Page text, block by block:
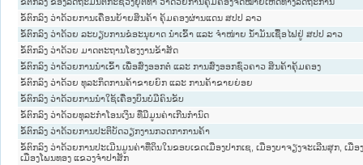
ຂໍ້ຕົກລົງ ວ່າດ້ວຍການເຄື່ອນຍ້າຍສິນຄ້າ ຄຸ້ມຄອງຜ່ານແດນ ສປປ ລາວ
ຂໍ້ຕົກລົງ ວ່າດ້ວຍ ລະບຽບການຂໍອະນຸຍາດ ນຳເຂົ້າ ແລະ ຈຳໜ່າຍ ນ້ຳມັນເຊື້ອໄຟຢູ່ ສປປ ລາວ
ຂໍ້ຕົກລົງ ວ່າດ້ວຍ ມາດຕະຖານໂຮງງານຂ້າສັດ
ຂໍ້ຕົກລົງ ວ່າດ້ວຍການນຳເຂົ້າ ເພື່ອສົ່ງອອກຕໍ່ ແລະ ການສົ່ງອອກຊົ່ວຄາວ ສິນຄ້າຄຸ້ມຄອງ
ຂໍ້ຕົກລົງ ວ່າດ້ວຍ ທຸລະກິດການຄ້າຂາຍຍົກ ແລະ ການຄ້າຂາຍຍ່ອຍ
ຂໍ້ຕົກລົງ ວ່າດ້ວຍການນຳໃຊ້ເຄື່ອງບິນບໍ່ມີຄົນຂັບ
ຂໍ້​ຕົກ​ລົງ ວ່າ​ດ້ວຍ​ທຸ​ລະ​ກຳ​ໂອ​ນ​ເງິນ ທີ່​ມີ​ມູນ​ຄ່າ​ເກີນ​ກຳ​ນົດ
ຂໍ້ຕົກລົງ ວ່າດ້ວຍການປະຕິບັດວຽກງານກວດກາການຄ້າ
ຂໍ້ຕົກລົງ ວ່າດ້ວຍການປະເມີນມູນຄ່າທີ່ດິນໃນຂອບເຂດເມືອງປາກເຊ, ເມືອງບາຈຽງຈະເລີນສຸກ, ເມືອ
ເມືອງໂພນທອງ ແຂວງຈຳປາສັກ